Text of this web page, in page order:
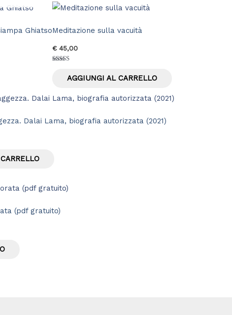
GhiatsoMeditazione sulla vacuità
€45,00
AGGIUNGI AL CARRELLO
Dalai Lama, biografia autorizzata (2021)
(pdf gratuito)